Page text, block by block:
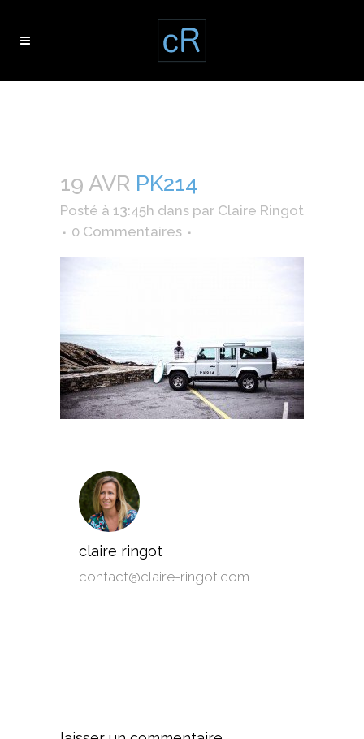
19 AVR PK214
Posté à 13:45h dans par Claire Ringot
0 Commentaires
claire ringot
contact@claire-ringot.com